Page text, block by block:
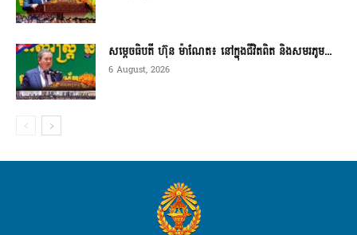
សម្តេចធិបតី ហ៊ុន ម៉ាណែត៖ នៅក្នុងជីវិតពិត និងសមរភូម...
6 August, 2026